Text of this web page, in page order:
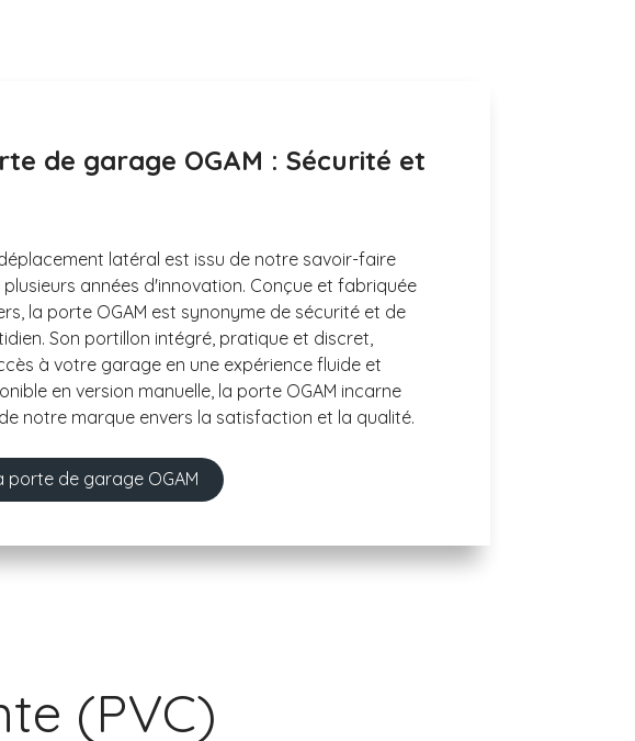
de garage OGAM : Sécurité et
latéral est issu de notre savoir-faire
années d'innovation. Conçue et fabriquée
la porte OGAM est synonyme de sécurité et de
Son portillon intégré, pratique et discret,
à votre garage en une expérience fluide et
en version manuelle, la porte OGAM incarne
notre marque envers la satisfaction et la qualité.
porte de garage OGAM
(PVC)